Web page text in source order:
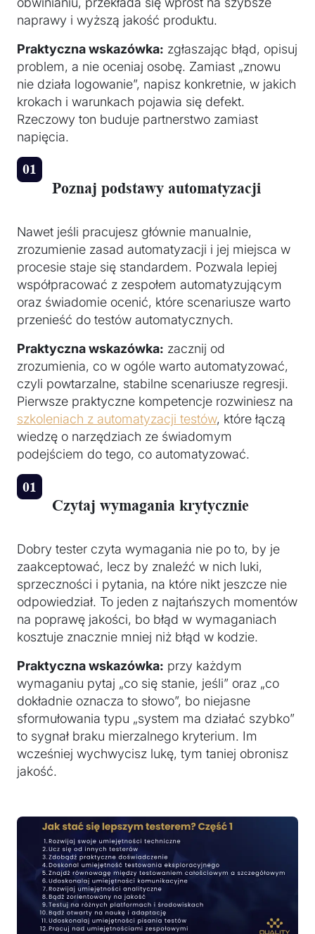
naprawy i wyższą jakość produktu.
Praktyczna wskazówka: zgłaszając błąd, opisuj
problem, a nie oceniaj osobę. Zamiast „znowu
nie działa logowanie”, napisz konkretnie, w jakich
krokach i warunkach pojawia się defekt.
Rzeczowy ton buduje partnerstwo zamiast
napięcia.
Poznaj podstawy automatyzacji
Nawet jeśli pracujesz głównie manualnie,
zrozumienie zasad automatyzacji i jej miejsca w
procesie staje się standardem. Pozwala lepiej
współpracować z zespołem automatyzującym
oraz świadomie ocenić, które scenariusze warto
przenieść do testów automatycznych.
Praktyczna wskazówka: zacznij od
zrozumienia, co w ogóle warto automatyzować,
czyli powtarzalne, stabilne scenariusze regresji.
Pierwsze praktyczne kompetencje rozwiniesz na
szkoleniach z automatyzacji testów, które łączą
wiedzę o narzędziach ze świadomym
podejściem do tego, co automatyzować.
Czytaj wymagania krytycznie
Dobry tester czyta wymagania nie po to, by je
zaakceptować, lecz by znaleźć w nich luki,
sprzeczności i pytania, na które nikt jeszcze nie
odpowiedział. To jeden z najtańszych momentów
na poprawę jakości, bo błąd w wymaganiach
kosztuje znacznie mniej niż błąd w kodzie.
Praktyczna wskazówka: przy każdym
wymaganiu pytaj „co się stanie, jeśli” oraz „co
dokładnie oznacza to słowo”, bo niejasne
sformułowania typu „system ma działać szybko”
to sygnał braku mierzalnego kryterium. Im
wcześniej wychwycisz lukę, tym taniej obronisz
jakość.